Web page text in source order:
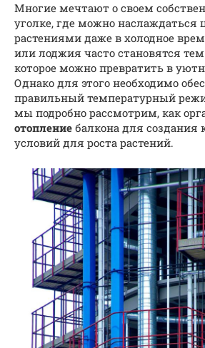
Многие мечтают о своем
уголке, где можно наслаждаться
растениями даже в холодное
или лоджия часто становятся
которое можно превратить в
Однако для этого необходимо
правильный температурный
мы подробно рассмотрим, как
отопление балкона для создания
условий для роста растений.